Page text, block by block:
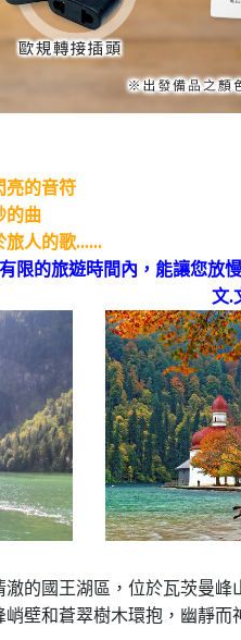
亮的音符
曲
的歌......
限的旅遊時間內，能讓您放
文.
的國王湖區，位於瓦茨曼
壁和蒼翠樹木環抱，幽靜而